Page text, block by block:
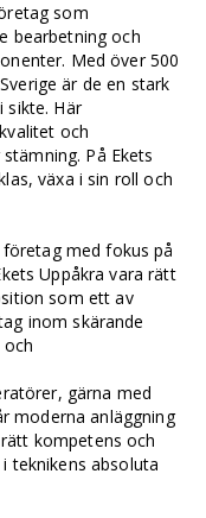
som
bearbetning och
Med över 500
är de en stark
sikte. Här
och
På Ekets
växa i sin roll och
med fokus på
Uppåkra vara rätt
som ett av
inom skärande
gärna med
moderna anläggning
kompetens och
teknikens absoluta